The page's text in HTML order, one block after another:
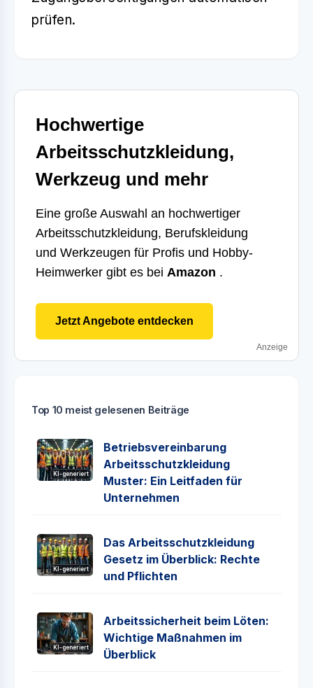
prüfen.
Hochwertige
Arbeitsschutzkleidung,
Werkzeug und mehr
Eine große Auswahl an hochwertiger
Arbeitsschutzkleidung, Berufskleidung
und Werkzeugen für Profis und Hobby-
Heimwerker gibt es bei Amazon .
Jetzt Angebote entdecken
Anzeige
Top 10 meist gelesenen Beiträge
KI-generiert
Betriebsvereinbarung
Arbeitsschutzkleidung
Muster: Ein Leitfaden für
Unternehmen
KI-generiert
Das Arbeitsschutzkleidung
Gesetz im Überblick: Rechte
und Pflichten
KI-generiert
Arbeitssicherheit beim Löten:
Wichtige Maßnahmen im
Überblick